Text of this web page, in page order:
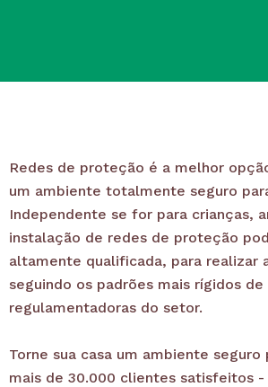
Redes de proteção é a melhor
um ambiente totalmente seguro
Independente se for para crianças,
instalação de redes de proteção
altamente qualificada, para realizar
seguindo os padrões mais rígidos
regulamentadoras do setor.
Torne sua casa um ambiente
mais de 30.000 clientes satisfeitos